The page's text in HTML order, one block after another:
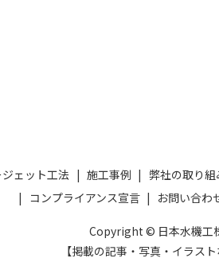
ェット工法 施工事例 弊社の取り組
コンプライアンス宣言
お問い合わ
Copyright © 日本水機工
【掲載の記事・写真・イラス